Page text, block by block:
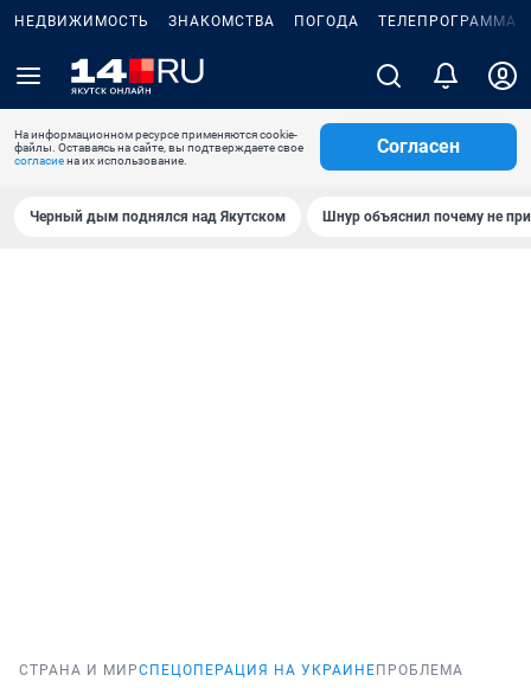
НЕДВИЖИМОСТЬ ЗНАКОМСТВА ПОГОДА ТЕЛЕПРОГРАММА
На информационном ресурсе применяются cookie-
файлы. Оставаясь на сайте, вы подтверждаете свое
согласиена их использование.
Согласен
Черный дым поднялся над Якутском Шнур объяснил почему не
СТРАНА И МИРСПЕЦОПЕРАЦИЯ НА УКРАИНЕ ПРОБЛЕМА